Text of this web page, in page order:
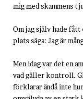
mig med skammens
Om jag själv hade
plats säga: Jag är
Men idag var det en
vad gäller kontroll.
förklarar ändå inte